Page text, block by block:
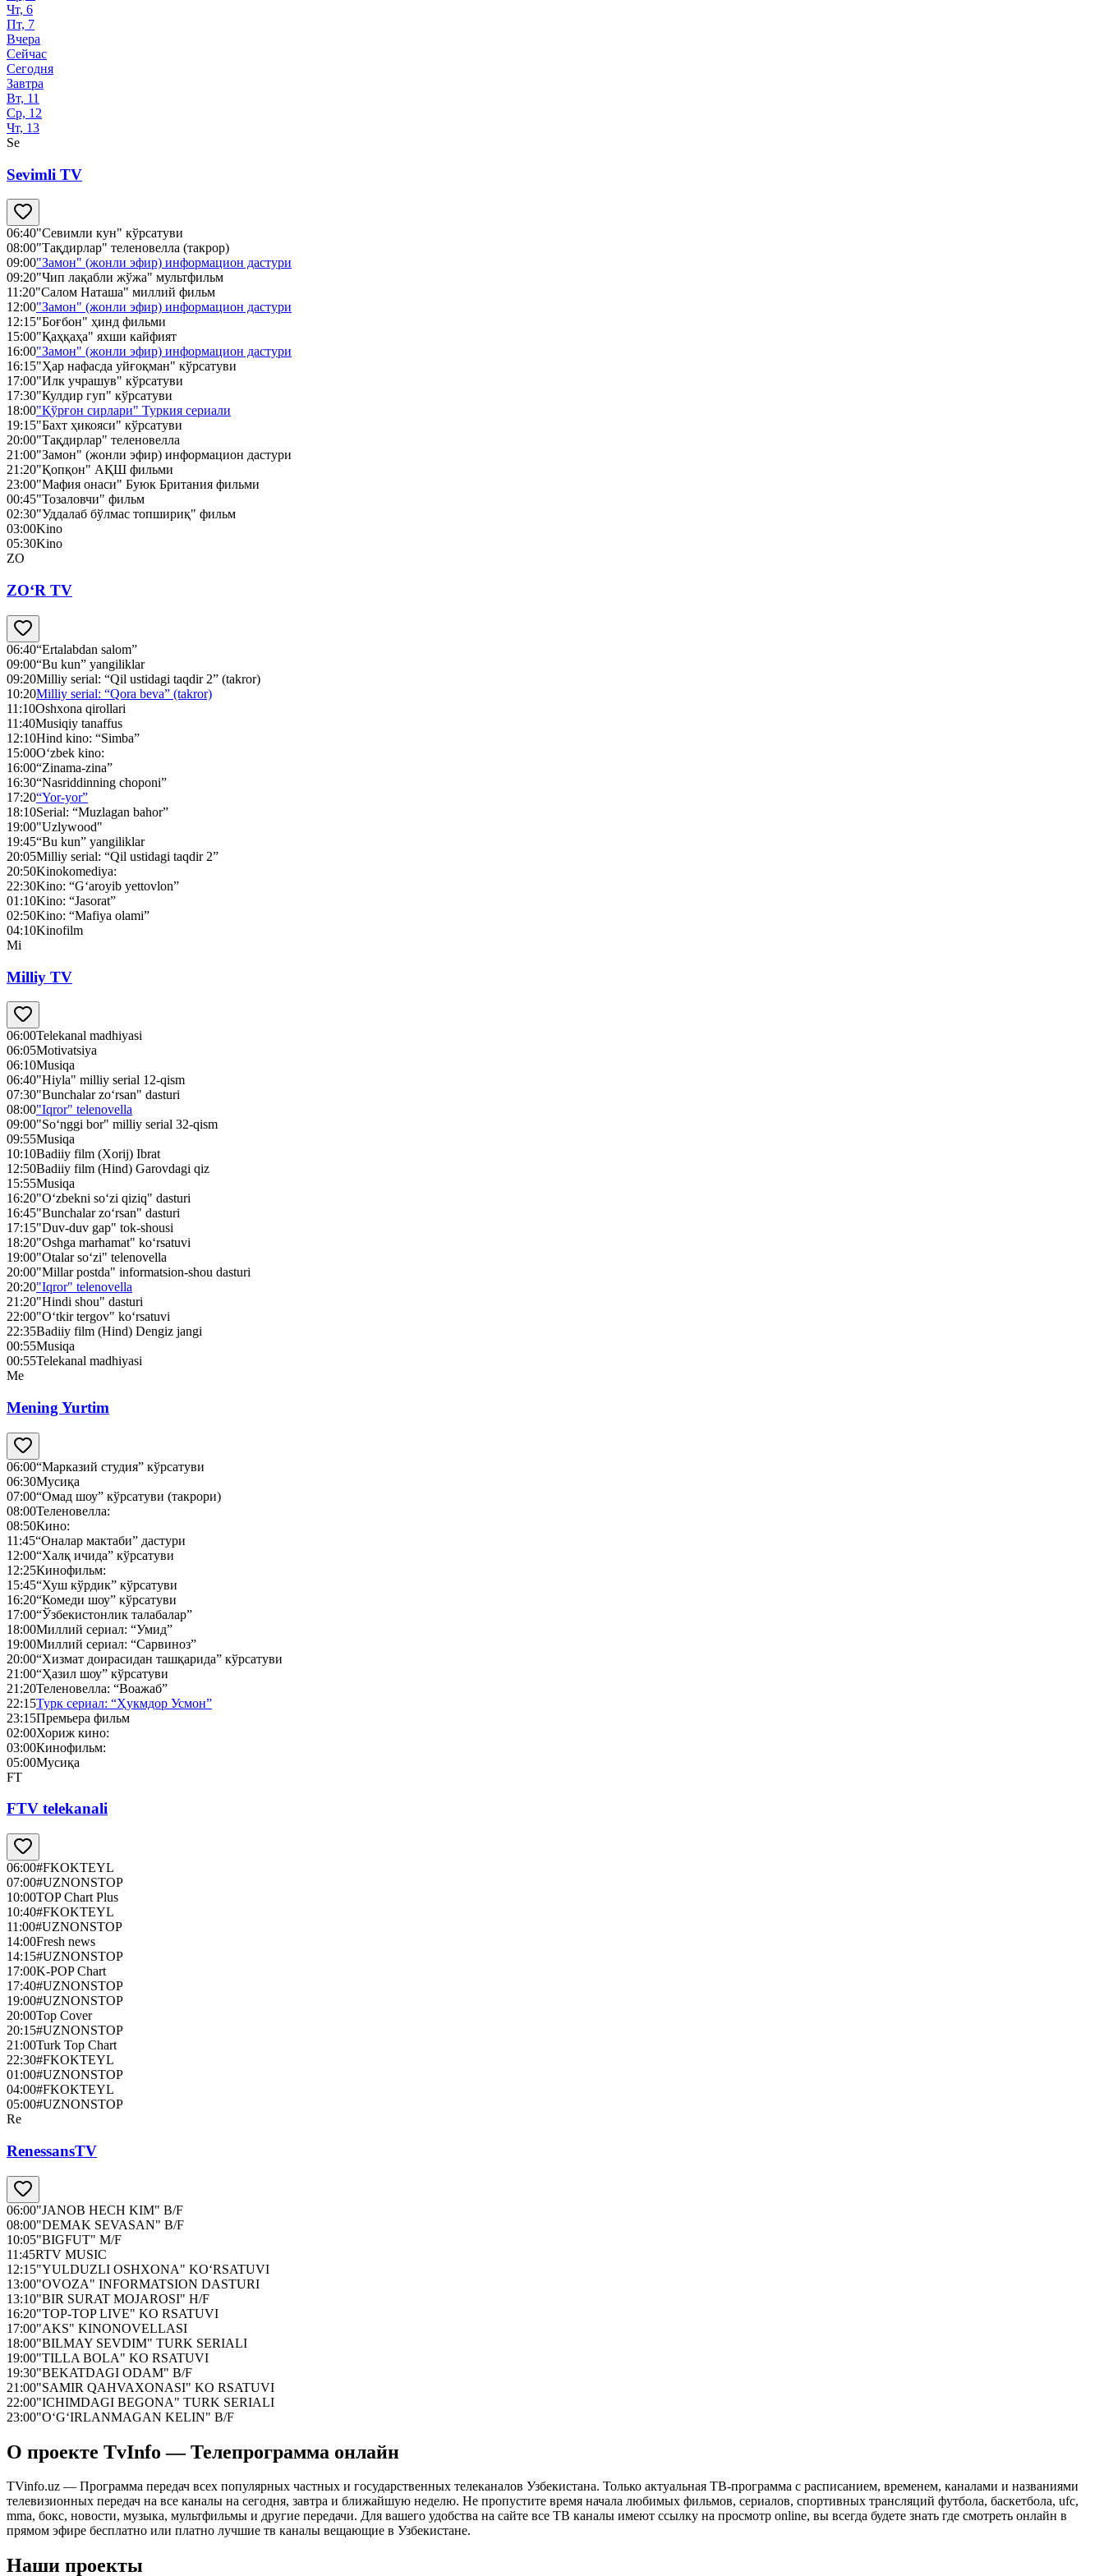
Чт, 6
Пт, 7
Вчера
Сейчас
Сегодня
Завтра
Вт, 11
Ср, 12
Чт, 13
Se
Sevimli TV
06:40"Севимли кун" кўрсатуви
08:00"Тақдирлар" теленовелла (такрор)
09:00"Замон" (жонли эфир) информацион дастури
09:20"Чип лақабли жўжа" мультфильм
11:20"Салом Наташа" миллий фильм
12:00"Замон" (жонли эфир) информацион дастури
12:15"Боғбон" ҳинд фильми
15:00"Қаҳқаҳа" яхши кайфият
16:00"Замон" (жонли эфир) информацион дастури
16:15"Ҳар нафасда уйғоқман" кўрсатуви
17:00"Илк учрашув" кўрсатуви
17:30"Кулдир гуп" кўрсатуви
18:00"Қўрғон сирлари" Туркия сериали
19:15"Бахт ҳикояси" кўрсатуви
20:00"Тақдирлар" теленовелла
21:00"Замон" (жонли эфир) информацион дастури
21:20"Қопқон" АҚШ фильми
23:00"Мафия онаси" Буюк Британия фильми
00:45"Тозаловчи" фильм
02:30"Уддалаб бўлмас топшириқ" фильм
03:00Kino
05:30Kino
ZO
ZO‘R TV
06:40“Ertalabdan salom”
09:00“Bu kun” yangiliklar
09:20Milliy serial: “Qil ustidagi taqdir 2” (takror)
10:20Milliy serial: “Qora beva” (takror)
11:10Oshxona qirollari
11:40Musiqiy tanaffus
12:10Hind kino: “Simba”
15:00O‘zbek kino:
16:00“Zinama-zina”
16:30“Nasriddinning choponi”
17:20“Yor-yor”
18:10Serial: “Muzlagan bahor”
19:00"Uzlywood"
19:45“Bu kun” yangiliklar
20:05Milliy serial: “Qil ustidagi taqdir 2”
20:50Kinokomediya:
22:30Kino: “G‘aroyib yettovlon”
01:10Kino: “Jasorat”
02:50Kino: “Mafiya olami”
04:10Kinofilm
Mi
Milliy TV
06:00Telekanal madhiyasi
06:05Motivatsiya
06:10Musiqa
06:40"Hiyla" milliy serial 12-qism
07:30"Bunchalar zo‘rsan" dasturi
08:00"Iqror" telenovella
09:00"So‘nggi bor" milliy serial 32-qism
09:55Musiqa
10:10Badiiy film (Xorij) Ibrat
12:50Badiiy film (Hind) Garovdagi qiz
15:55Musiqa
16:20"O‘zbekni so‘zi qiziq" dasturi
16:45"Bunchalar zo‘rsan" dasturi
17:15"Duv-duv gap" tok-shousi
18:20"Oshga marhamat" ko‘rsatuvi
19:00"Otalar so‘zi" telenovella
20:00"Millar postda" informatsion-shou dasturi
20:20"Iqror" telenovella
21:20"Hindi shou" dasturi
22:00"O‘tkir tergov" ko‘rsatuvi
22:35Badiiy film (Hind) Dengiz jangi
00:55Musiqa
00:55Telekanal madhiyasi
Me
Mening Yurtim
06:00“Марказий студия” кўрсатуви
06:30Мусиқа
07:00“Омад шоу” кўрсатуви (такрори)
08:00Теленовелла:
08:50Кино:
11:45“Оналар мактаби” дастури
12:00“Халқ ичида” кўрсатуви
12:25Кинофильм:
15:45“Хуш кўрдик” кўрсатуви
16:20“Комеди шоу” кўрсатуви
17:00“Ўзбекистонлик талабалар”
18:00Миллий сериал: “Умид”
19:00Миллий сериал: “Сарвиноз”
20:00“Хизмат доирасидан ташқарида” кўрсатуви
21:00“Ҳазил шоу” кўрсатуви
21:20Теленовелла: “Воажаб”
22:15Турк сериал: “Ҳукмдор Усмон”
23:15Премьера фильм
02:00Хориж кино:
03:00Кинофильм:
05:00Мусиқа
FT
FTV telekanali
06:00#FKOKTEYL
07:00#UZNONSTOP
10:00TOP Chart Plus
10:40#FKOKTEYL
11:00#UZNONSTOP
14:00Fresh news
14:15#UZNONSTOP
17:00K-POP Chart
17:40#UZNONSTOP
19:00#UZNONSTOP
20:00Top Cover
20:15#UZNONSTOP
21:00Turk Top Chart
22:30#FKOKTEYL
01:00#UZNONSTOP
04:00#FKOKTEYL
05:00#UZNONSTOP
Re
RenessansTV
06:00"JANOB HECH KIM" B/F
08:00"DEMAK SEVASAN" B/F
10:05"BIGFUT" M/F
11:45RTV MUSIC
12:15"YULDUZLI OSHXONA" KO‘RSATUVI
13:00"OVOZA" INFORMATSION DASTURI
13:10"BIR SURAT MOJAROSI" H/F
16:20"TOP-TOP LIVE" KO RSATUVI
17:00"AKS" KINONOVELLASI
18:00"BILMAY SEVDIM" TURK SERIALI
19:00"TILLA BOLA" KO RSATUVI
19:30"BEKATDAGI ODAM" B/F
21:00"SAMIR QAHVAXONASI" KO RSATUVI
22:00"ICHIMDAGI BEGONA" TURK SERIALI
23:00"O‘G‘IRLANMAGAN KELIN" B/F
О проекте TvInfo — Телепрограмма онлайн
TVinfo.uz — Программа передач всех популярных частных и государственных телеканалов Узбекистана. Только актуальная ТВ-программа с расписанием, временем, каналами и названиями
телевизионных передач на все каналы на сегодня, завтра и ближайшую неделю. Не пропустите время начала любимых фильмов, сериалов, спортивных трансляций футбола, баскетбола, ufc,
mma, бокс, новости, музыка, мультфильмы и другие передачи. Для вашего удобства на сайте все ТВ каналы имеют ссылку на просмотр online, вы всегда будете знать где смотреть онлайн в
прямом эфире бесплатно или платно лучшие тв каналы вещающие в Узбекистане.
Наши проекты